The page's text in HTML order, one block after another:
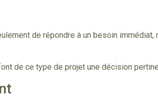
de répondre à un besoin immédiat,
de ce type de projet une décision